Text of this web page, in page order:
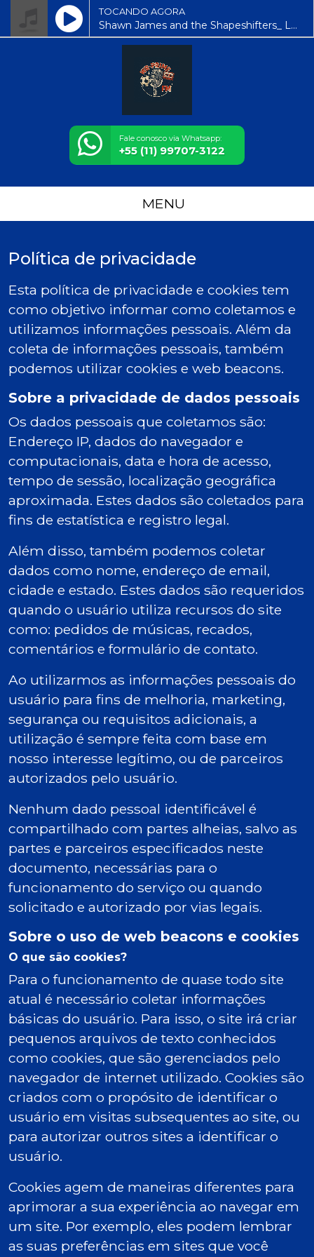
TOCANDO AGORA
Shawn James and the Shapeshifters_ Live 5_17_14 Nashville IN Complete Show
Fale conosco via Whatsapp:
+55 (11) 99707-3122
MENU
Política de privacidade
Esta política de privacidade e cookies tem
como objetivo informar como coletamos e
utilizamos informações pessoais. Além da
coleta de informações pessoais, também
podemos utilizar cookies e web beacons.
Sobre a privacidade de dados pessoais
Os dados pessoais que coletamos são:
Endereço IP, dados do navegador e
computacionais, data e hora de acesso,
tempo de sessão, localização geográfica
aproximada. Estes dados são coletados para
fins de estatística e registro legal.
Além disso, também podemos coletar
dados como nome, endereço de email,
cidade e estado. Estes dados são requeridos
quando o usuário utiliza recursos do site
como: pedidos de músicas, recados,
comentários e formulário de contato.
Ao utilizarmos as informações pessoais do
usuário para fins de melhoria, marketing,
segurança ou requisitos adicionais, a
utilização é sempre feita com base em
nosso interesse legítimo, ou de parceiros
autorizados pelo usuário.
Nenhum dado pessoal identificável é
compartilhado com partes alheias, salvo as
partes e parceiros especificados neste
documento, necessárias para o
funcionamento do serviço ou quando
solicitado e autorizado por vias legais.
Sobre o uso de web beacons e cookies
O que são cookies?
Para o funcionamento de quase todo site
atual é necessário coletar informações
básicas do usuário. Para isso, o site irá criar
pequenos arquivos de texto conhecidos
como cookies, que são gerenciados pelo
navegador de internet utilizado. Cookies são
criados com o propósito de identificar o
usuário em visitas subsequentes ao site, ou
para autorizar outros sites a identificar o
usuário.
Cookies agem de maneiras diferentes para
aprimorar a sua experiência ao navegar em
um site. Por exemplo, eles podem lembrar
as suas preferências em sites que você